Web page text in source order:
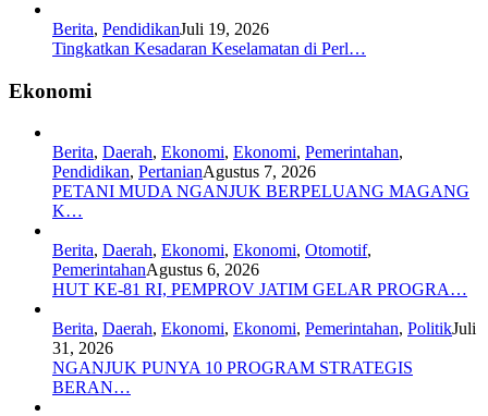
Berita, PendidikanJuli 19, 2026
Tingkatkan Kesadaran Keselamatan di Perl…
Ekonomi
Berita, Daerah, Ekonomi, Ekonomi, Pemerintahan,
Pendidikan, PertanianAgustus 7, 2026
PETANI MUDA NGANJUK BERPELUANG MAGANG
K…
Berita, Daerah, Ekonomi, Ekonomi, Otomotif,
PemerintahanAgustus 6, 2026
HUT KE-81 RI, PEMPROV JATIM GELAR PROGRA…
Berita, Daerah, Ekonomi, Ekonomi, Pemerintahan, PolitikJuli
31, 2026
NGANJUK PUNYA 10 PROGRAM STRATEGIS
BERAN…